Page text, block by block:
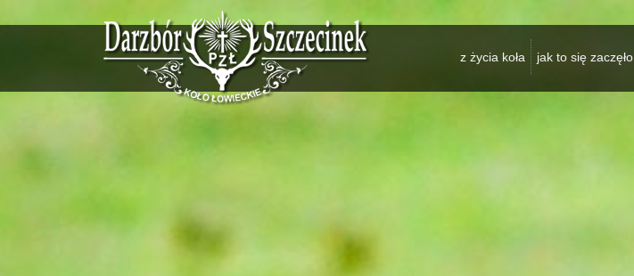
z życia koła jak to się zaczęło